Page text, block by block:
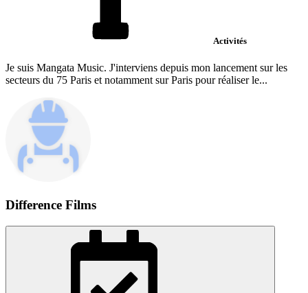
Activités
Je suis Mangata Music. J'interviens depuis mon lancement sur les
secteurs du 75 Paris et notamment sur Paris pour réaliser le...
Difference Films